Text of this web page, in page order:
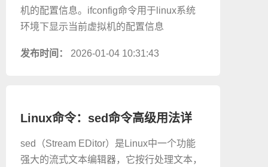
机的配置信息。ifconfig命令用于linux系统
环境下显示当前虚拟机的配置信息
发布时间： 2026-01-04 10:31:43
Linux命令：sed命令高级用法详
sed（Stream EDitor）是Linux中一个功能
强大的流式文本编辑器，它按行处理文本，